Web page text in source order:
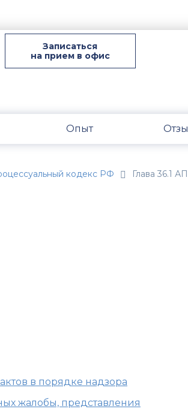
Записаться
на прием в офис
Опыт
кодекс РФ Глава 36.1
в порядке надзора
жалобы, представления